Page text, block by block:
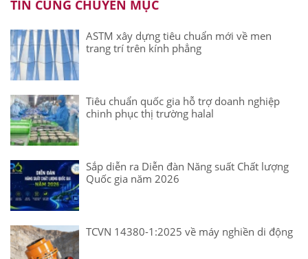
TIN CÙNG CHUYÊN MỤC
ASTM xây dựng tiêu chuẩn mới về men
trang trí trên kính phẳng
Tiêu chuẩn quốc gia hỗ trợ doanh nghiệp
chinh phục thị trường halal
Sắp diễn ra Diễn đàn Năng suất Chất lượng
Quốc gia năm 2026
TCVN 14380-1:2025 về máy nghiền di động